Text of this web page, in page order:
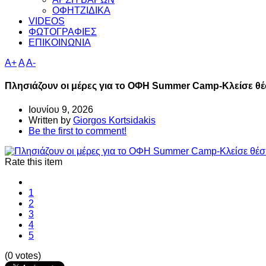
ΟΦΗΤΖΙΔΙΚΑ
VIDEOS
ΦΩΤΟΓΡΑΦΙΕΣ
ΕΠΙΚΟΙΝΩΝΙΑ
A+AA-
Πλησιάζουν οι μέρες για το ΟΦΗ Summer Camp-Κλείσε
Ιουνίου 9, 2026
Written by Giorgos Kortsidakis
Be the first to comment!
Rate this item
1
2
3
4
5
(0 votes)